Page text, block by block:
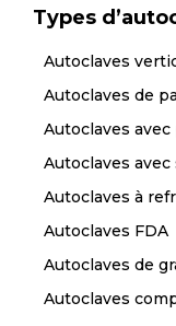
Types
Autoclaves
Autoclaves de
Autoclaves
Autoclaves
Autoclaves à
Autoclaves FDA
Autoclaves de
Autoclaves